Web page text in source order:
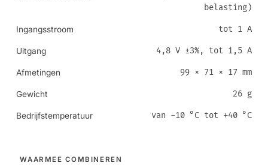
belasting)
Ingangsstroom tot 1 A
Uitgang 4,8 V ±3%, tot 1,5 A
Afmetingen 99 × 71 × 17 mm
Gewicht 26 g
Bedrijfstemperatuur van -10 °C tot +40 °C
WAARMEE COMBINEREN